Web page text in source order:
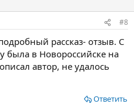
#8
рассказ- отзыв. С
была в Новороссийске на
автор, не удалось
Ответить